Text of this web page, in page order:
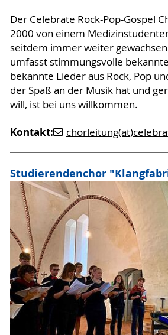
Der Celebrate Rock-Pop-Gospel
2000 von einem
seitdem immer weiter
umfasst stimmungsvolle
bekannte Lieder aus Rock, Pop
der Spaß an der Musik hat und
will, ist bei uns willkommen.
Kontakt:
Studierendenchor